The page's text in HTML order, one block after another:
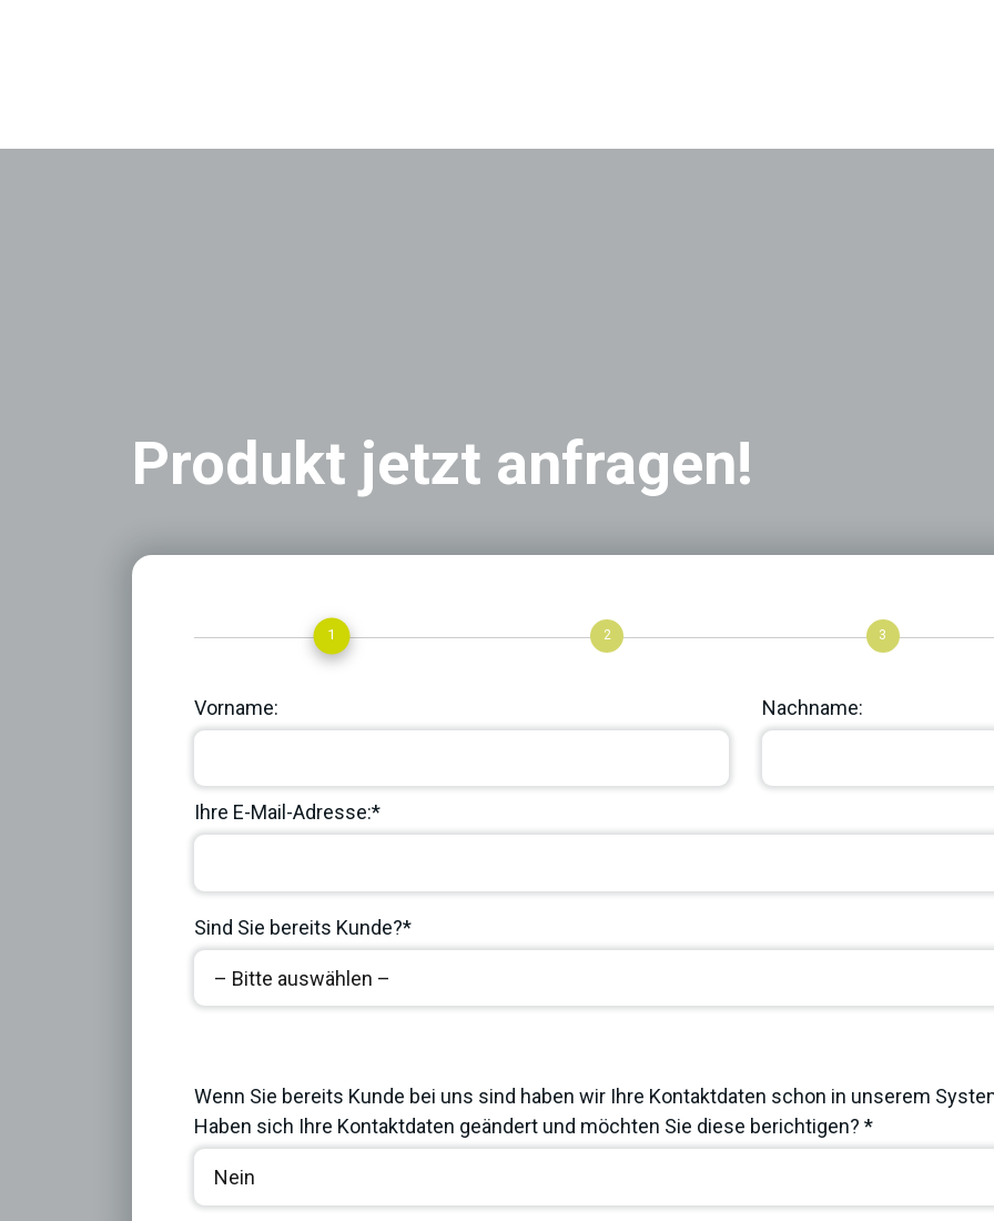
Produkt jetzt anfragen!
1 2 3
Vorname: Nachname:
Ihre E-Mail-Adresse:*
Sind Sie bereits Kunde?*
Wenn Sie bereits Kunde bei uns sind haben wir Ihre Kontaktdaten schon in unserem
Haben sich Ihre Kontaktdaten geändert und möchten Sie diese berichtigen? *